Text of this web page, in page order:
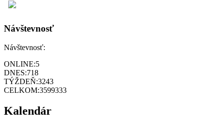
Návštevnosť
Návštevnosť:
ONLINE:5
DNES:718
TÝŽDEŇ:3243
CELKOM:3599333
Kalendár